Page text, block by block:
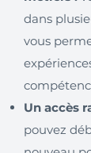
dans
vous
Un accès
pouvez